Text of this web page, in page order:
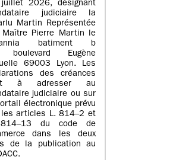
2026, désignant
judiciaire la
Martin Représentée
Maître Pierre Martin le
batiment b
Eugène
69003 Lyon. Les
des créances
à adresser au
judiciaire ou sur
électronique prévu
les articles L. 814–2 et
du code de
dans les deux
de la publication au